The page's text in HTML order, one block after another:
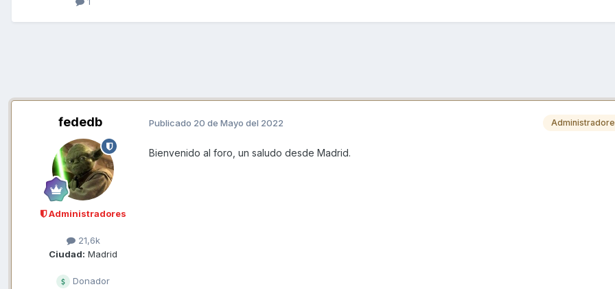
fededb
Administradores
21,6k
Ciudad: Madrid
Donador
Publicado 20 de Mayo del 2022
Bienvenido al foro, un saludo desde Madrid.